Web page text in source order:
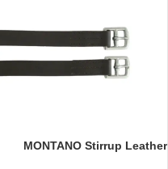
MONTANO Stirrup Leather